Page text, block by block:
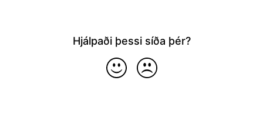
Hjálpaði þessi síða þér?